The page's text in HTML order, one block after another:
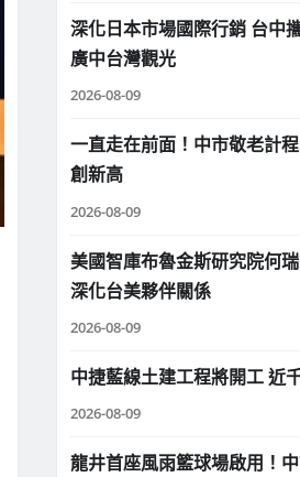
深化日本市場國際行銷 台中
廣中台灣觀光
2026-08-09
一直走在前面！中市敬老計
創新高
2026-08-09
美國智庫布魯金斯研究院何
深化台美夥伴關係
2026-08-09
中捷藍線土建工程將開工 近
2026-08-09
龍井首座風雨籃球場啟用！